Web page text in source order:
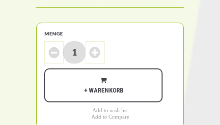
MENGE
+ WARENKORB
Add to wish list
Add to Compare